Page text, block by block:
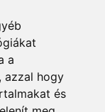
a
azzal hogy
és